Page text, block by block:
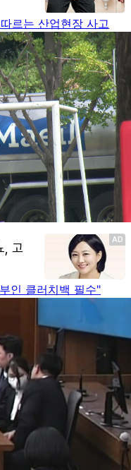
르는 산업현장 사고
인 클러치백 필수"